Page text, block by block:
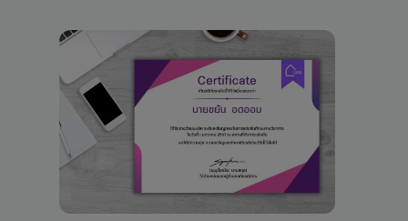
View Details
0 Sale